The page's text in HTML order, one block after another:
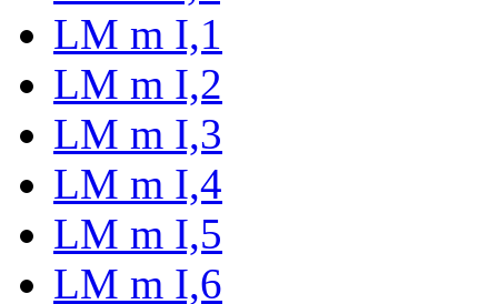
LM m I,1
LM m I,2
LM m I,3
LM m I,4
LM m I,5
LM m I,6